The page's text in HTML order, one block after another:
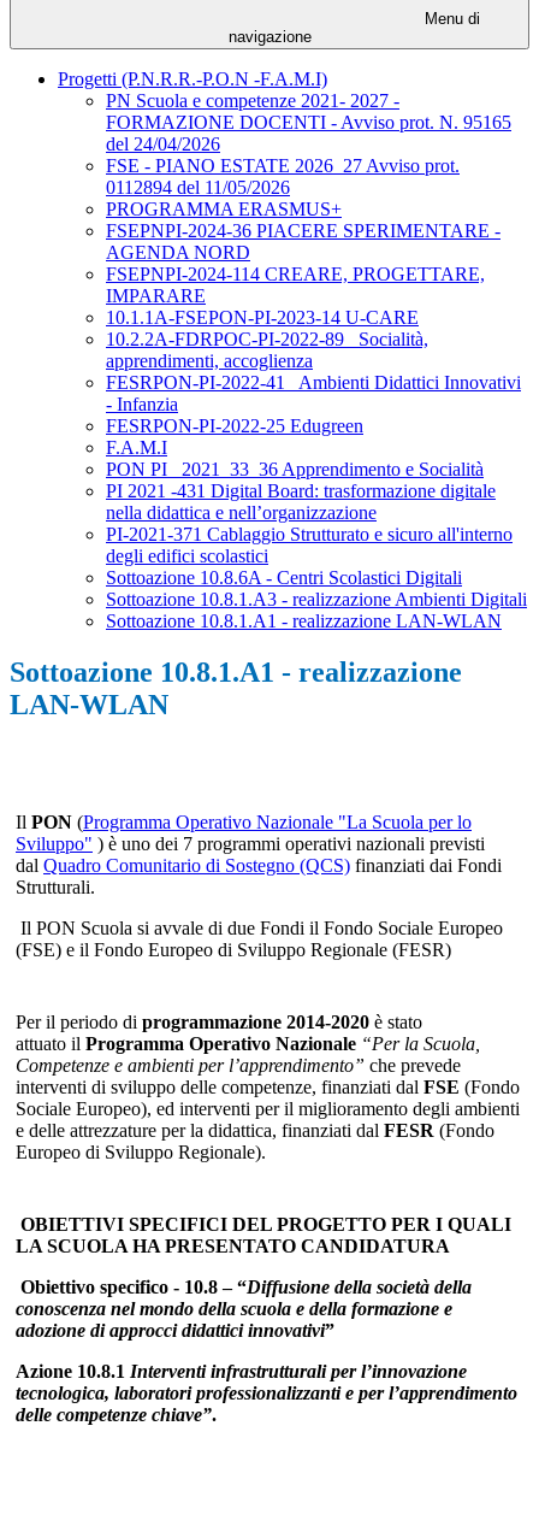
Menu di
navigazione
Progetti (P.N.R.R.-P.O.N -F.A.M.I)
PN Scuola e competenze 2021- 2027 -
FORMAZIONE DOCENTI - Avviso prot. N. 95165
del 24/04/2026
FSE - PIANO ESTATE 2026_27 Avviso prot.
0112894 del 11/05/2026
PROGRAMMA ERASMUS+
FSEPNPI-2024-36 PIACERE SPERIMENTARE -
AGENDA NORD
FSEPNPI-2024-114 CREARE, PROGETTARE,
IMPARARE
10.1.1A-FSEPON-PI-2023-14 U-CARE
10.2.2A-FDRPOC-PI-2022-89_ Socialità,
apprendimenti, accoglienza
FESRPON-PI-2022-41_ Ambienti Didattici Innovativi
- Infanzia
FESRPON-PI-2022-25 Edugreen
F.A.M.I
PON PI_ 2021_33_36 Apprendimento e Socialità
PI 2021 -431 Digital Board: trasformazione digitale
nella didattica e nell’organizzazione
PI-2021-371 Cablaggio Strutturato e sicuro all'interno
degli edifici scolastici
Sottoazione 10.8.6A - Centri Scolastici Digitali
Sottoazione 10.8.1.A3 - realizzazione Ambienti Digitali
Sottoazione 10.8.1.A1 - realizzazione LAN-WLAN
Sottoazione 10.8.1.A1 - realizzazione
LAN-WLAN
Il PON (Programma Operativo Nazionale "La Scuola per lo
Sviluppo" ) è uno dei 7 programmi operativi nazionali previsti
dal Quadro Comunitario di Sostegno (QCS) finanziati dai Fondi
Strutturali.
Il PON Scuola si avvale di due Fondi il Fondo Sociale Europeo
(FSE) e il Fondo Europeo di Sviluppo Regionale (FESR)
Per il periodo di programmazione 2014-2020 è stato
attuato il Programma Operativo Nazionale “Per la Scuola,
Competenze e ambienti per l’apprendimento” che prevede
interventi di sviluppo delle competenze, finanziati dal FSE (Fondo
Sociale Europeo), ed interventi per il miglioramento degli ambienti
e delle attrezzature per la didattica, finanziati dal FESR (Fondo
Europeo di Sviluppo Regionale).
OBIETTIVI SPECIFICI DEL PROGETTO PER I QUALI
LA SCUOLA HA PRESENTATO CANDIDATURA
Obiettivo specifico - 10.8 – “Diffusione della società della
conoscenza nel mondo della scuola e della formazione e
adozione di approcci didattici innovativi”
Azione 10.8.1 Interventi infrastrutturali per l’innovazione
tecnologica, laboratori professionalizzanti e per l’apprendimento
delle competenze chiave”.